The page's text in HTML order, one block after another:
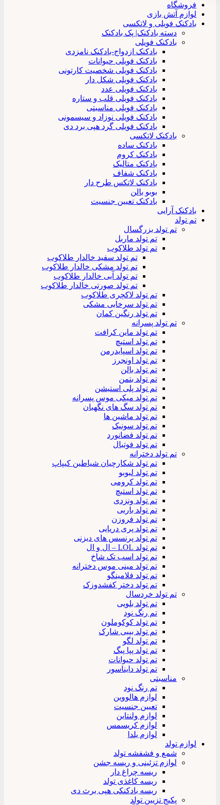
فروشگاه
لوازم آتش بازی
بادکنک فویلی و لاتکسی
دسته بادکنک| پک بادکنک
بادکنک فویلی
بادکنک ازدواج-بادکنک نامزدی
بادکنک فویلی حیوانات
بادکنک فویلی شخصیت کارتونی
بادکنک فویلی شکل دار
بادکنک فویلی عدد
بادکنک فویلی قلب و ستاره
بادکنک فویلی مناسبتی
بادکنک فویلی نوزاد و سیسمونی
بادکنک فویلی گرد هپی برد دی
بادکنک لاتکسی
بادکنک ساده
بادکنک کروم
بادکنک متالیک
بادکنک شفاف
بادکنک لاتکس طرح دار
بوبو بالن
بادکنک تعیین جنسیت
بادکنک آرایی
تم تولد
تم تولد بزرگسال
تم تولد ماربل
تم تولد طلاکوب
تم تولد سفید خالدار طلاکوب
تم تولد مشکی خالدار طلاکوب
تم تولد آبی خالدار طلاکوب
تم تولد صورتی خالدار طلاکوب
تم تولد لاکچری طلاکوب
تم تولد سرخابی مشکی
تم تولد رنگین کمان
تم تولد پسرانه
تم تولد ماین کرافت
تم تولد استیچ
تم تولد اسپایدرمن
تم تولد اونجرز
تم تولد بالن
تم تولد بتمن
تم تولد پلی استیشن
تم تولد میکی موس پسرانه
تم تولد سگ های نگهبان
تم تولد ماشین ها
تم تولد سونیک
تم تولد فضانورد
تم تولد فوتبال
تم تولد دخترانه
تم تولد شکارچیان شیاطین کیپاپ
تم تولد لبوبو
تم تولد کرومی
تم تولد استیچ
تم تولد ونزدی
تم تولد باربی
تم تولد فروزن
تم تولد پری دریایی
تم تولد پرنسس های دیزنی
تم تولد LOL – ال و ال
تم تولد اسب تک شاخ
تم تولد مینی موس دخترانه
تم تولد فلامینگو
تم تولد دختر کفشدوزک
تم تولد خردسال
تم تولد بلویی
تم رنگ نود
تم تولد کوکوملون
تم تولد بیبی شارک
تم تولد لگو
تم تولد پپا پیگ
تم تولد حیوانات
تم تولد دایناسور
مناسبتی
تم رنگ نود
لوازم هالووین
تعیین جنسیت
لوازم ولنتاین
لوازم کریسمس
لوازم یلدا
لوازم تولد
شمع و فشفشه تولد
لوازم تزئینی و ریسه جشن
ریسه چراغ دار
ریسه کاغذی تولد
ریسه بادکنکی هپی برث دی
پکیج تزیین تولد